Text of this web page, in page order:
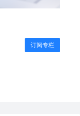
订阅专栏